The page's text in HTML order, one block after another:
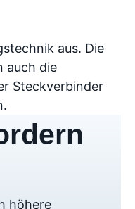
aus. Die
auch die
Steckverbinder
höhere